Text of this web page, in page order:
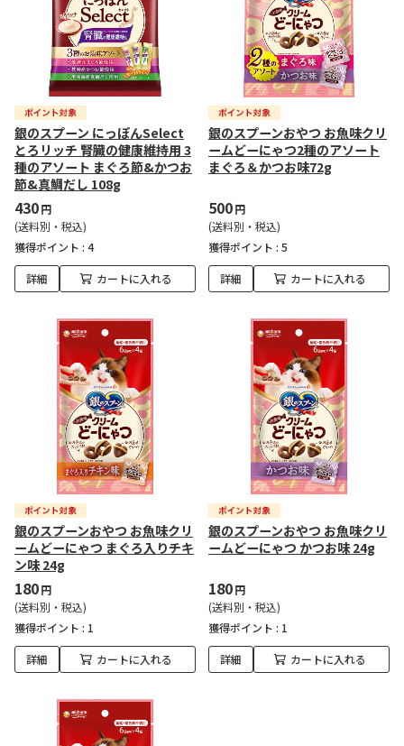
銀のスプーン にっぽんSelect
とろリッチ 腎臓の健康維持用 3
種のアソート まぐろ節&かつお
節&真鯛だし 108g
430円
(送料別・税込)
獲得ポイント : 4
詳細 カートに入れる
銀のスプーンおやつ お魚味クリ
ームどーにゃつ2種のアソート
まぐろ＆かつお味72g
500円
(送料別・税込)
獲得ポイント : 5
詳細 カートに入れる
銀のスプーンおやつ お魚味クリ
ームどーにゃつ まぐろ入りチキ
ン味 24g
180円
(送料別・税込)
獲得ポイント : 1
詳細 カートに入れる
銀のスプーンおやつ お魚味クリ
ームどーにゃつ かつお味 24g
180円
(送料別・税込)
獲得ポイント : 1
詳細 カートに入れる